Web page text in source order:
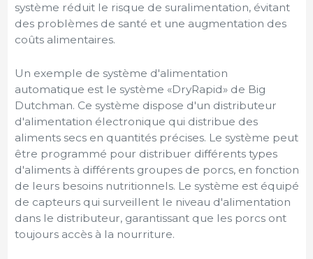
système réduit le risque de suralimentation, évitant
des problèmes de santé et une augmentation des
coûts alimentaires.
Un exemple de système d'alimentation
automatique est le système «DryRapid» de Big
Dutchman. Ce système dispose d'un distributeur
d'alimentation électronique qui distribue des
aliments secs en quantités précises. Le système peut
être programmé pour distribuer différents types
d'aliments à différents groupes de porcs, en fonction
de leurs besoins nutritionnels. Le système est équipé
de capteurs qui surveillent le niveau d'alimentation
dans le distributeur, garantissant que les porcs ont
toujours accès à la nourriture.